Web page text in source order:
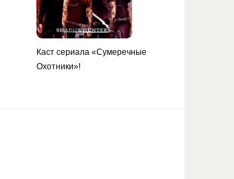
Каст сериала «Сумеречные
Охотники»!